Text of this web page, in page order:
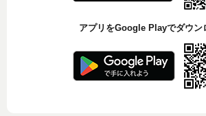
アプリをGoogle Playでダウン